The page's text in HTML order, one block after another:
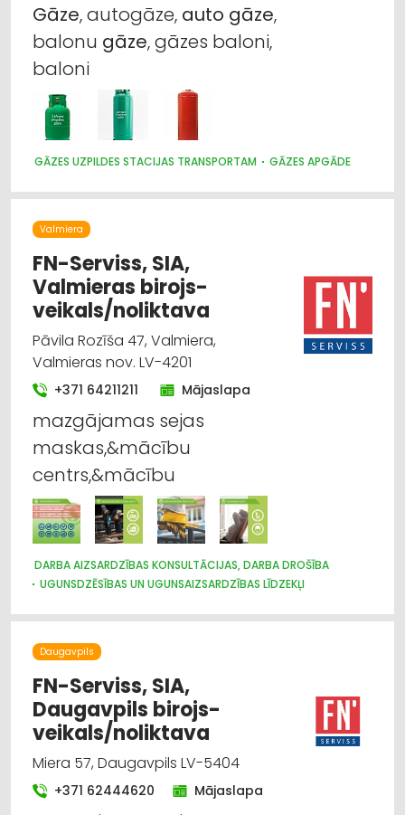
Gāze, autogāze, auto gāze,
balonu gāze, gāzes baloni,
baloni
GĀZES UZPILDES STACIJAS TRANSPORTAM GĀZES APGĀDE
Valmiera
FN-Serviss, SIA,
Valmieras birojs-
veikals/noliktava
Pāvila Rozīša 47, Valmiera,
Valmieras nov. LV-4201
+371 64211211 Mājaslapa
mazgājamas sejas
maskas,&mācību
centrs,&mācību
DARBA AIZSARDZĪBAS KONSULTĀCIJAS, DARBA DROŠĪBA
UGUNSDZĒSĪBAS UN UGUNSAIZSARDZĪBAS LĪDZEKĻI
Daugavpils
FN-Serviss, SIA,
Daugavpils birojs-
veikals/noliktava
Miera 57, Daugavpils LV-5404
+371 62444620 Mājaslapa